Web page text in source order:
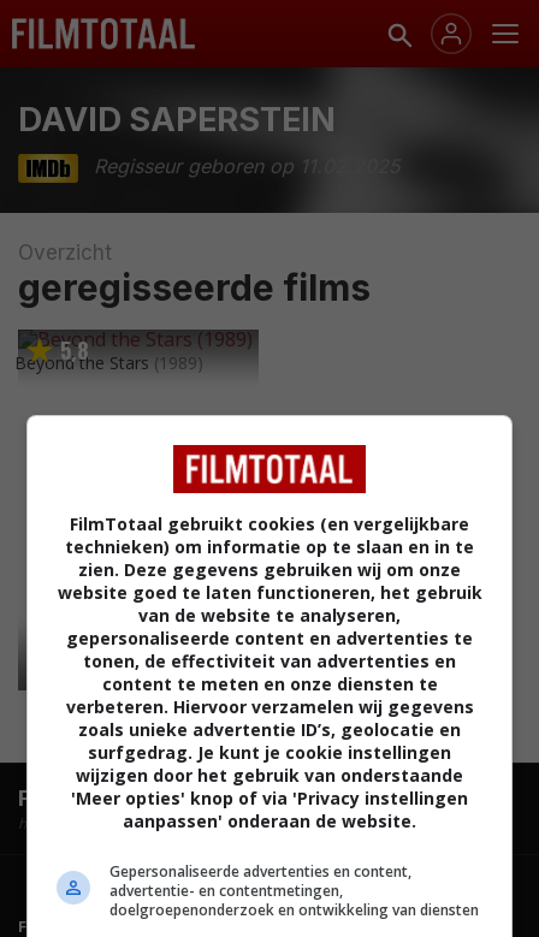
DAVID SAPERSTEIN
Regisseur geboren op 11.02.2025
Overzicht
geregisseerde films
5,8
Beyond the Stars (1989)
FilmTotaal.Hét online filmoverzicht.
hosted by
FILMTOTAAL
FilmTotaal gebruikt cookies (en vergelijkbare
technieken) om informatie op te slaan en in te
zien. Deze gegevens gebruiken wij om onze
website goed te laten functioneren, het gebruik
van de website te analyseren,
gepersonaliseerde content en advertenties te
tonen, de effectiviteit van advertenties en
content te meten en onze diensten te
verbeteren. Hiervoor verzamelen wij gegevens
zoals unieke advertentie ID’s, geolocatie en
surfgedrag. Je kunt je cookie instellingen
wijzigen door het gebruik van onderstaande
'Meer opties' knop of via 'Privacy instellingen
aanpassen' onderaan de website.
Gepersonaliseerde advertenties en content,
advertentie- en contentmetingen,
doelgroepenonderzoek en ontwikkeling van diensten